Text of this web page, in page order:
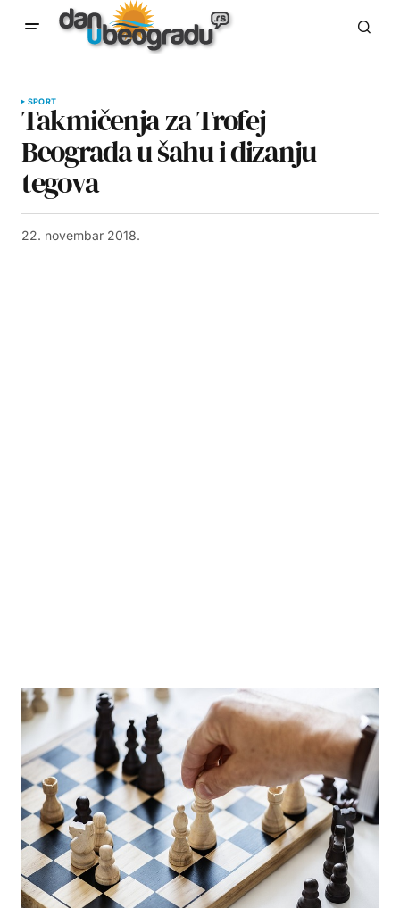
SPORT
Takmičenja za Trofej
Beograda u šahu i dizanju
tegova
22. novembar 2018.